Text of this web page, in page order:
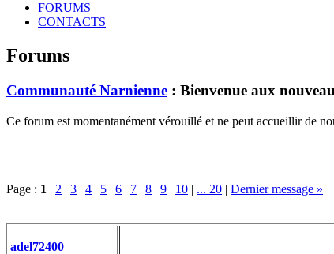
FORUMS
CONTACTS
Forums
Communauté Narnienne : Bienvenue aux
Ce forum est momentanément vérouillé et ne peut accueillir de
Page : 1 | 2 | 3 | 4 | 5 | 6 | 7 | 8 | 9 | 10 | ... 20 | Dernier message »
adel72400